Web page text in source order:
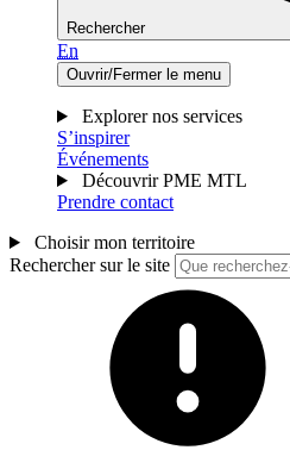
Rechercher
En
Ouvrir/Fermer le menu
Explorer nos services
S’inspirer
Événements
Découvrir PME MTL
Prendre contact
Choisir mon territoire
Rechercher sur le site